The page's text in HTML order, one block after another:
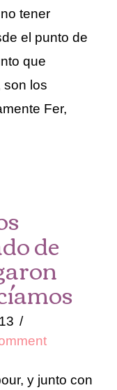
tener
el punto de
que
son los
Fer,
de
y junto con